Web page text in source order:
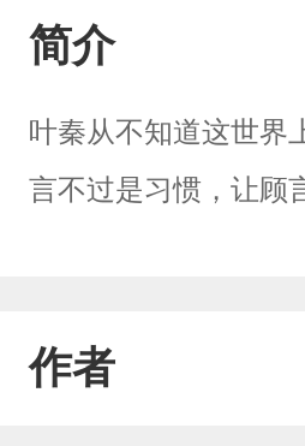
简介
叶秦从不知道这世界
言不过是习惯，让顾
作者